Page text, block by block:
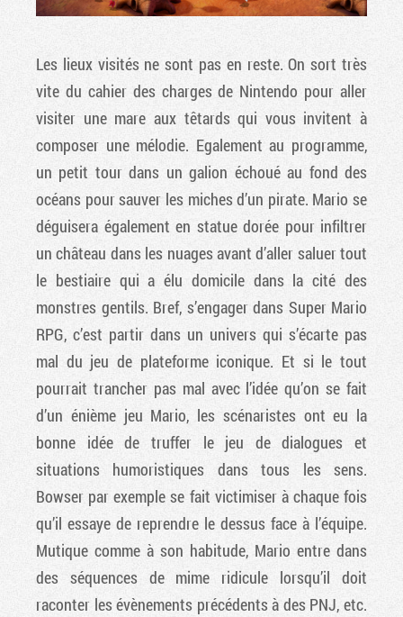
Les lieux visités ne sont pas en reste. On sort très
vite du cahier des charges de Nintendo pour aller
visiter une mare aux têtards qui vous invitent à
composer une mélodie. Egalement au programme,
un petit tour dans un galion échoué au fond des
océans pour sauver les miches d’un pirate. Mario se
déguisera également en statue dorée pour infiltrer
un château dans les nuages avant d’aller saluer tout
le bestiaire qui a élu domicile dans la cité des
monstres gentils. Bref, s’engager dans Super Mario
RPG, c’est partir dans un univers qui s’écarte pas
mal du jeu de plateforme iconique. Et si le tout
pourrait trancher pas mal avec l’idée qu’on se fait
d’un énième jeu Mario, les scénaristes ont eu la
bonne idée de truffer le jeu de dialogues et
situations humoristiques dans tous les sens.
Bowser par exemple se fait victimiser à chaque fois
qu’il essaye de reprendre le dessus face à l’équipe.
Mutique comme à son habitude, Mario entre dans
des séquences de mime ridicule lorsqu’il doit
raconter les évènements précédents à des PNJ, etc.